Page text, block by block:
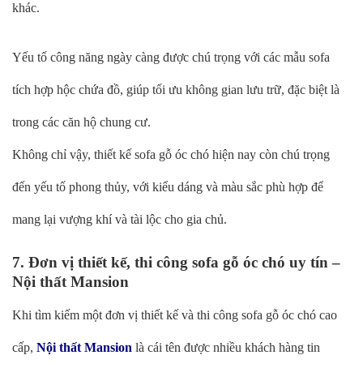
khác.
Yếu tố công năng ngày càng được chú trọng với các mẫu sofa
tích hợp hộc chứa đồ, giúp tối ưu không gian lưu trữ, đặc biệt là
trong các căn hộ chung cư.
Không chỉ vậy, thiết kế sofa gỗ óc chó hiện nay còn chú trọng
đến yếu tố phong thủy, với kiểu dáng và màu sắc phù hợp để
mang lại vượng khí và tài lộc cho gia chủ.
7. Đơn vị thiết kế, thi công sofa gỗ óc chó uy tín –
Nội thất Mansion
Khi tìm kiếm một đơn vị thiết kế và thi công sofa gỗ óc chó cao
cấp, Nội thất Mansion là cái tên được nhiều khách hàng tin